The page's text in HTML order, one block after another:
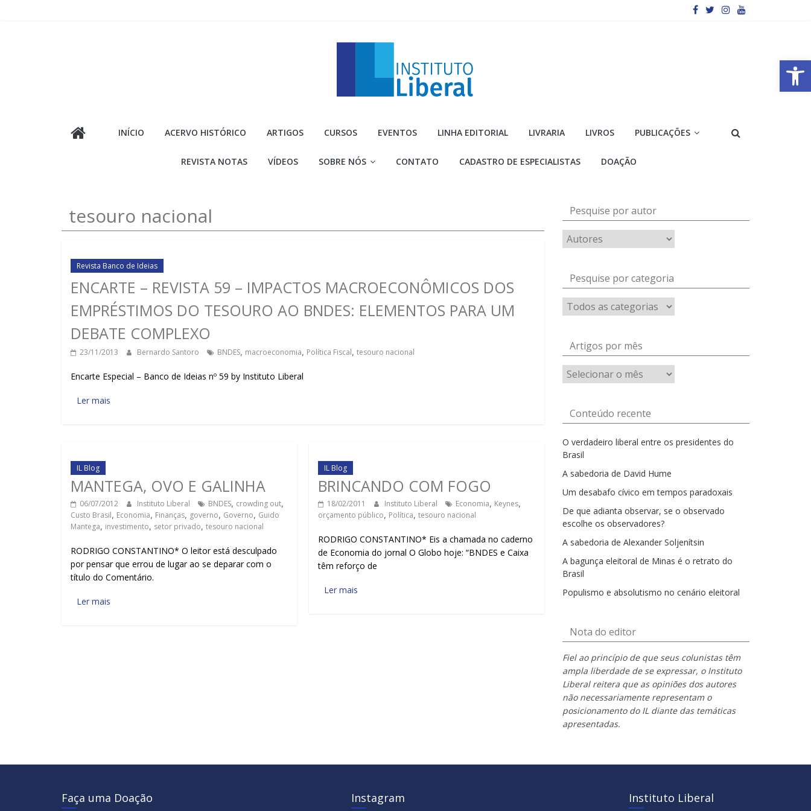
Barra de Ferramentas Aberta
Liberal
mais
INÍCIO ACERVO HISTÓRICO ARTIGOS CURSOS EVENTOS LINHA EDITORIAL LIVRARIA LIVROS PUBLICAÇÕES
REVISTA NOTAS VÍDEOS SOBRE NÓS CONTATO CADASTRO DE ESPECIALISTAS DOAÇÃO
tesouro nacional
Revista Banco de Ideias
ENCARTE – REVISTA 59 – IMPACTOS MACROECONÔMICOS DOS
EMPRÉSTIMOS DO TESOURO AO BNDES: ELEMENTOS PARA UM
DEBATE COMPLEXO
23/11/2013 Bernardo Santoro BNDES, macroeconomia, Política Fiscal, tesouro nacional
Encarte Especial – Banco de Ideias nº 59 by Instituto Liberal
Ler mais
IL Blog
MANTEGA, OVO E GALINHA
06/07/2012 Instituto Liberal BNDES, crowding out,
Custo Brasil, Economia, Finanças, governo, Governo, Guido
Mantega, investimento, setor privado, tesouro nacional
RODRIGO CONSTANTINO* O leitor está desculpado
por pensar que errou de lugar ao se deparar com o
título do Comentário.
Ler mais
IL Blog
BRINCANDO COM FOGO
18/02/2011 Instituto Liberal Economia, Keynes,
orçamento público, Política,tesouro nacional
RODRIGO CONSTANTINO* Eis a chamada no caderno
de Economia do jornal O Globo hoje: “BNDES e Caixa
têm reforço de
Ler mais
Pesquise por autor
Pesquise por categoria
Artigos por mês
Artigos
por
Conteúdo recente
O verdadeiro liberal entre os presidentes do
Brasil
A sabedoria de David Hume
Um desabafo cívico em tempos paradoxais
De que adianta observar, se o observado
escolhe os observadores?
A sabedoria de Alexander Soljenítsin
A bagunça eleitoral de Minas é o retrato do
Brasil
Populismo e absolutismo no cenário eleitoral
Nota do editor
Fiel ao princípio de que seus colunistas têm
ampla liberdade de se expressar, o Instituto
Liberal reitera que as opiniões dos autores
não necessariamente representam o
posicionamento do IL diante das temáticas
apresentadas.
Faça uma Doação Instagram Instituto Liberal